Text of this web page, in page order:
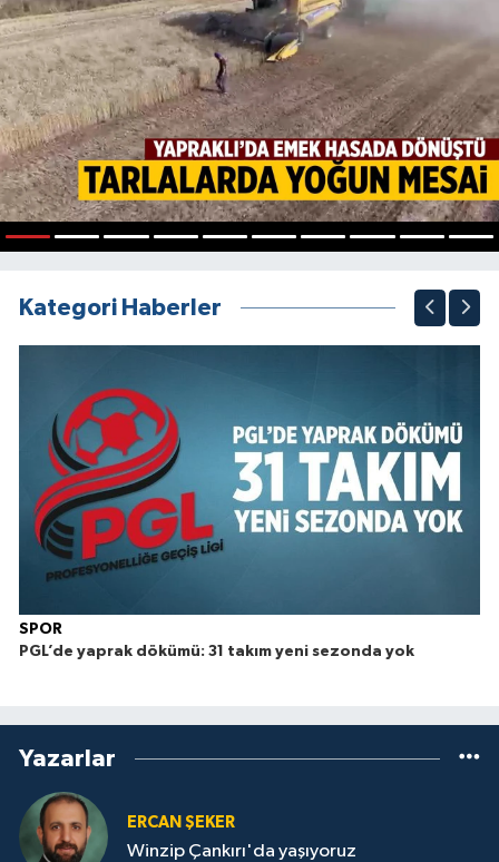
Kategori Haberler
SPOR
PGL’de yaprak dökümü: 31 takım yeni sezonda yok
Yazarlar
ERCAN ŞEKER
Winzip Çankırı'da yaşıyoruz